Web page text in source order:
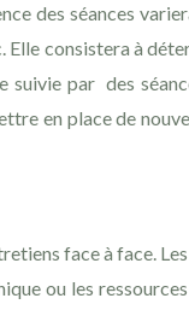
des séances
consistera à
par des
en place de
face à face.
ou les